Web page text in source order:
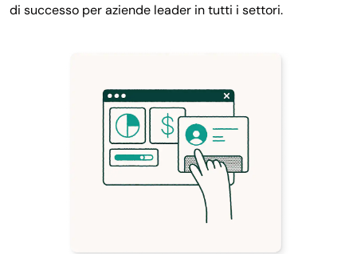
di successo per aziende leader in tutti i settori.